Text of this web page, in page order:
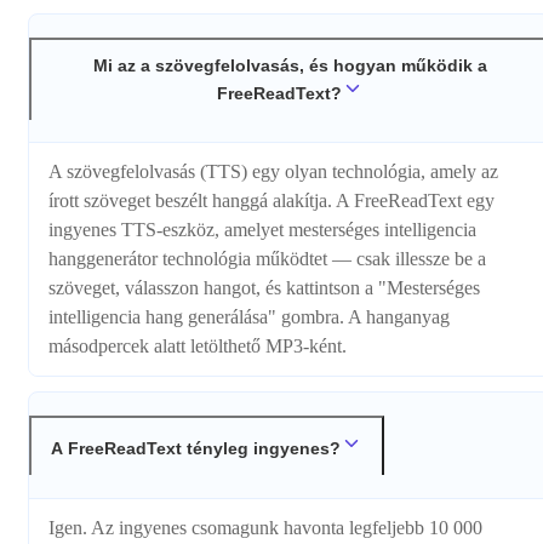
Mi az a szövegfelolvasás, és hogyan működik a
FreeReadText?
A szövegfelolvasás (TTS) egy olyan technológia, amely az
írott szöveget beszélt hanggá alakítja. A FreeReadText egy
ingyenes TTS-eszköz, amelyet mesterséges intelligencia
hanggenerátor technológia működtet — csak illessze be a
szöveget, válasszon hangot, és kattintson a "Mesterséges
intelligencia hang generálása" gombra. A hanganyag
másodpercek alatt letölthető MP3-ként.
A FreeReadText tényleg ingyenes?
Igen. Az ingyenes csomagunk havonta legfeljebb 10 000